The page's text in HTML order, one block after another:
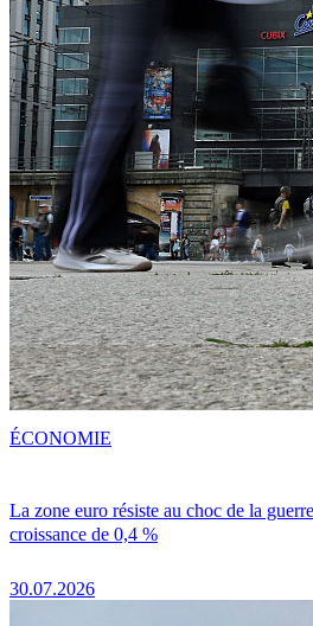
La zone euro résiste au choc de la
croissance de 0,4 %
30.07.2026
ÉCONOMIE